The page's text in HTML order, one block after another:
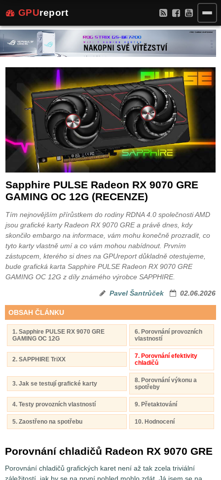
GPUreport
Sapphire PULSE Radeon RX 9070 GRE
GAMING OC 12G (RECENZE)
Tím nejnovějším přírůstkem do rodiny RDNA 4.0 společnosti AMD
jsou grafické karty Radeon RX 9070 GRE a právě dnes, kdy
skončilo embargo na informace, vám mohu konečně prozradit, co
tyto karty vlastně umí a co vám mohou nabídnout. Prvním
zástupcem, kterého si dnes na GPUreport důkladně otestujeme,
bude grafická karta Sapphire PULSE Radeon RX 9070 GRE
GAMING OC 12G z díly známého výrobce SAPPHIRE.
Pavel Šantrůček 02.06.2026
OBSAH ČLÁNKU
1. Sapphire PULSE RX 9070 GRE
GAMING OC 12G
6. Porovnání provozních
vlastností
2. SAPPHIRE TriXX
7. Porovnání efektivity
chladičů
3. Jak se testují grafické karty
8. Porovnání výkonu a
spotřeby
4. Testy provozních vlastností 9. Přetaktování
5. Zaostřeno na spotřebu 10. Hodnocení
Porovnání chladičů Radeon RX 9070 GRE
Porovnání chladičů grafických karet není až tak zcela triviální